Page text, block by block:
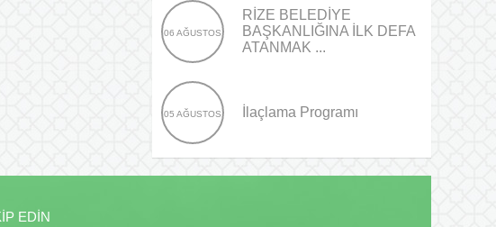
06 AĞUSTOS
RİZE BELEDİYE
BAŞKANLIĞINA İLK DEFA
ATANMAK ...
05 AĞUSTOS İlaçlama Programı
EDİN